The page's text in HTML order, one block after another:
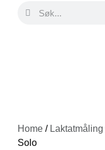
Home / Laktatmåling
Solo